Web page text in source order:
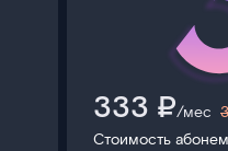
333 ₽/мес
Стоимость